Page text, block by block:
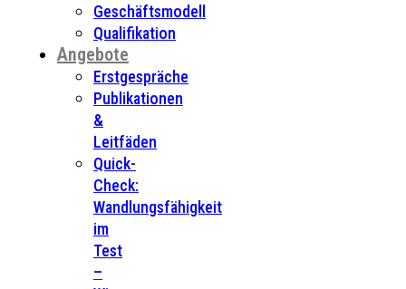
Geschäftsmodell
Qualifikation
Angebote
Erstgespräche
Publikationen
&
Leitfäden
Quick-
Check:
Wandlungsfähigkeit
im
Test
–